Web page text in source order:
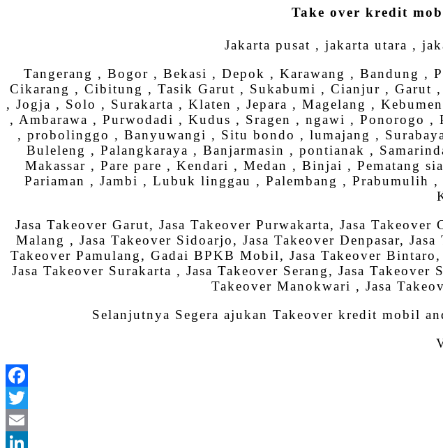
Take over kredit
Jakarta pusat , jakarta utara ,
Tangerang , Bogor , Bekasi , Depok , Karawang , Bandung ,
Cikarang , Cibitung , Tasik Garut , Sukabumi , Cianjur , Garut
, Jogja , Solo , Surakarta , Klaten , Jepara , Magelang ,
, Ambarawa , Purwodadi , Kudus , Sragen , ngawi , Ponorogo
, probolinggo , Banyuwangi , Situ bondo , lumajang ,
Buleleng , Palangkaraya , Banjarmasin , pontianak ,
Makassar , Pare pare , Kendari , Medan , Binjai , Pematang
Pariaman , Jambi , Lubuk linggau , Palembang ,
Jasa Takeover Garut, Jasa Takeover Purwakarta, Jasa
Malang , Jasa Takeover Sidoarjo, Jasa Takeover Denpasar,
Takeover Pamulang, Gadai BPKB Mobil, Jasa Takeover
Jasa Takeover Surakarta , Jasa Takeover Serang, Jasa
Takeover Manokwari , Jasa
Selanjutnya Segera ajukan Takeover kredit mobil